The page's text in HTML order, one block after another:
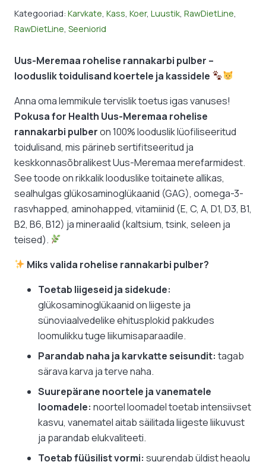
rannakarbi
pulber
Kategooriad: Karvkate Kass Koer, Luustik RawDietLine
RawDietLine Seeniorid
Uus-Meremaa rohelise rannakarbi pulber –
looduslik toidulisand koertele ja kassidele
Anna oma lemmikule tervislik toetus igas vanuses!
Pokusa for Health Uus-Meremaa rohelise
rannakarbi pulberon 100% looduslik lüofiliseeritud
toidulisand, mis pärineb sertifitseeritud ja
keskkonnasõbralikest Uus-Meremaa merefarmidest.
See toode on rikkalik looduslike toitainete allikas,
sealhulgas glükosaminoglükaanid (GAG), oomega-3-
rasvhapped, aminohapped, vitamiinid (E, C, A, D1, D3, B1,
B2, B6, B12) ja mineraalid (kaltsium, tsink, seleen ja
teised).
Miks valida rohelise rannakarbi pulber?
Toetab liigeseid ja sidekude:
glükosaminoglükaanid on liigeste ja
sünoviaalvedelike ehitusplokid pakkudes
loomulikku tuge liikumisaparaadile.
Parandab naha ja karvkatte seisundit: tagab
särava karva ja terve naha.
Suurepärane noortele ja vanematele
loomadele: noortel loomadel toetab intensiivset
kasvu, vanematel aitab säilitada liigeste liikuvust
ja parandab elukvaliteeti.
Toetab füüsilist vormi: suurendab üldist heaolu